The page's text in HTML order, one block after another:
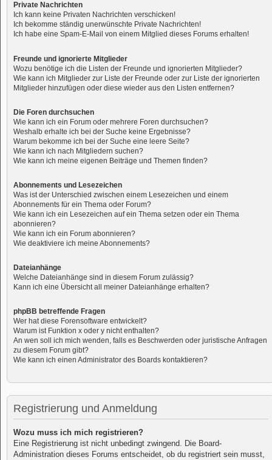
Private Nachrichten
Ich kann keine Privaten Nachrichten verschicken!
Ich bekomme ständig unerwünschte Private Nachrichten!
Ich habe eine Spam-E-Mail von einem Mitglied dieses Forums erhalten!
Freunde und ignorierte Mitglieder
Wozu benötige ich die Listen der Freunde und ignorierten Mitglieder?
Wie kann ich Mitglieder zur Liste der Freunde oder zur Liste der ignorierten
Mitglieder hinzufügen oder diese wieder aus den Listen entfernen?
Die Foren durchsuchen
Wie kann ich ein Forum oder mehrere Foren durchsuchen?
Weshalb erhalte ich bei der Suche keine Ergebnisse?
Warum bekomme ich bei der Suche eine leere Seite?
Wie kann ich nach Mitgliedern suchen?
Wie kann ich meine eigenen Beiträge und Themen finden?
Abonnements und Lesezeichen
Was ist der Unterschied zwischen einem Lesezeichen und einem
Abonnements für ein Thema oder Forum?
Wie kann ich ein Lesezeichen auf ein Thema setzen oder ein Thema
abonnieren?
Wie kann ich ein Forum abonnieren?
Wie deaktiviere ich meine Abonnements?
Dateianhänge
Welche Dateianhänge sind in diesem Forum zulässig?
Kann ich eine Übersicht all meiner Dateianhänge erhalten?
phpBB betreffende Fragen
Wer hat diese Forensoftware entwickelt?
Warum ist Funktion x oder y nicht enthalten?
An wen soll ich mich wenden, falls es Beschwerden oder juristische Anfragen
zu diesem Forum gibt?
Wie kann ich einen Administrator des Boards kontaktieren?
Registrierung und Anmeldung
Wozu muss ich mich registrieren?
Eine Registrierung ist nicht unbedingt zwingend. Die Board-
Administration dieses Forums entscheidet, ob du registriert sein musst,